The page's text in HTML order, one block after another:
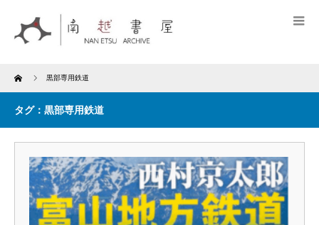
Home 黒部専用鉄道
タグ：黒部専用鉄道